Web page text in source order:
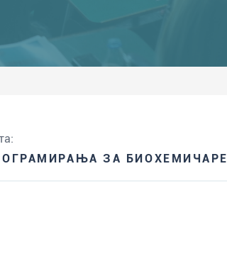
ЗА БИОХЕМИЧАРЕ